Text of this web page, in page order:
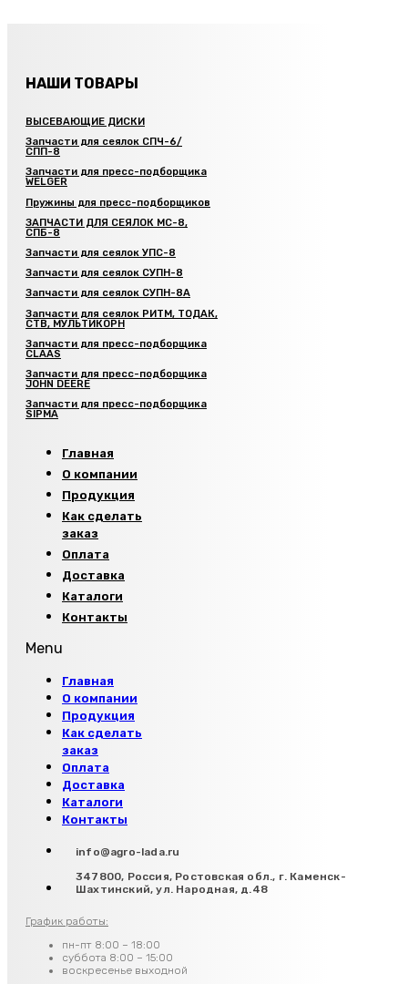
НАШИ ТОВАРЫ
ВЫСЕВАЮЩИЕ ДИСКИ
Запчасти для сеялок СПЧ-6/
СПП-8
Запчасти для пресс-подборщика
WELGER
Пружины для пресс-подборщиков
ЗАПЧАСТИ ДЛЯ СЕЯЛОК МС-8,
СПБ-8
Запчасти для сеялок УПС-8
Запчасти для сеялок СУПН-8
Запчасти для сеялок СУПН-8А
Запчасти для сеялок РИТМ, ТОДАК,
СТВ, МУЛЬТИКОРН
Запчасти для пресс-подборщика
CLAAS
Запчасти для пресс-подборщика
JOHN DEERE
Запчасти для пресс-подборщика
SIPMA
Главная
О компании
Продукция
Как сделать
заказ
Оплата
Доставка
Каталоги
Контакты
Menu
Главная
О компании
Продукция
Как сделать
заказ
Оплата
Доставка
Каталоги
Контакты
info@agro-lada.ru
347800, Россия, Ростовская обл., г. Каменск-
Шахтинский, ул. Народная, д.48
График работы:
пн-пт 8:00 – 18:00
суббота 8:00 – 15:00
воскресенье выходной